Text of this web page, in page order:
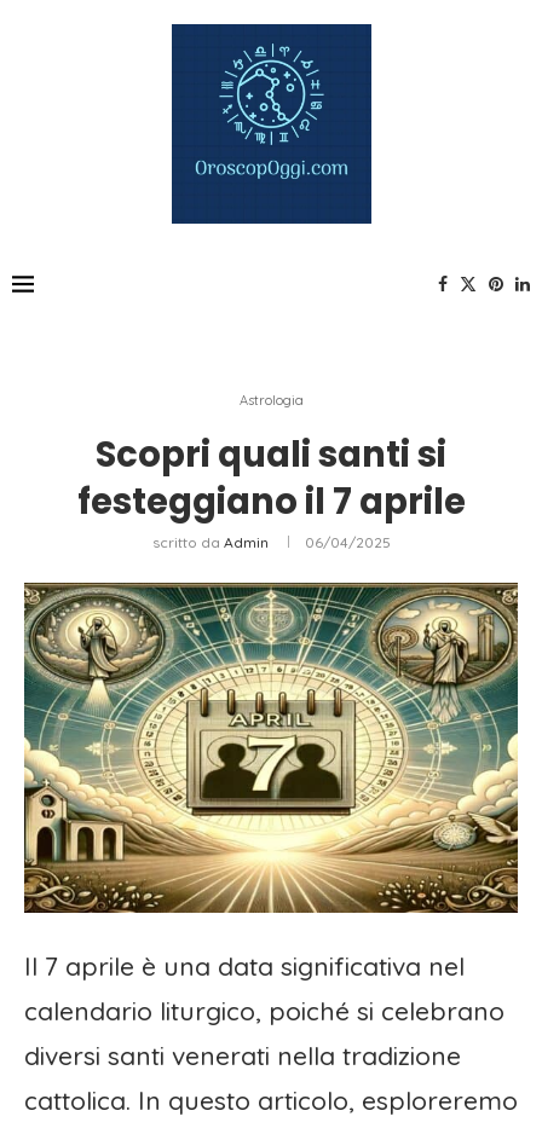
Astrologia
Scopri quali santi si
festeggiano il 7 aprile
scritto da Admin 06/04/2025
Il 7 aprile è una data significativa nel
calendario liturgico, poiché si celebrano
diversi santi venerati nella tradizione
cattolica. In questo articolo, esploreremo